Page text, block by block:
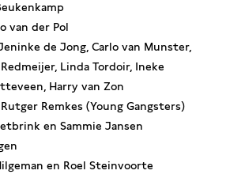
van der Pol
de Jong, Carlo van Munster,
Linda Tordoir, Ineke
Harry van Zon
Remkes (Young Gangsters)
en Sammie Jansen
en Roel Steinvoorte